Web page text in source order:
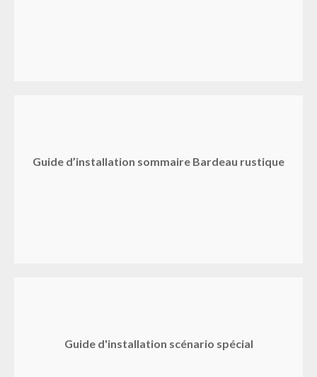
Guide d’installation sommaire Bardeau rustique
Guide d'installation scénario spécial